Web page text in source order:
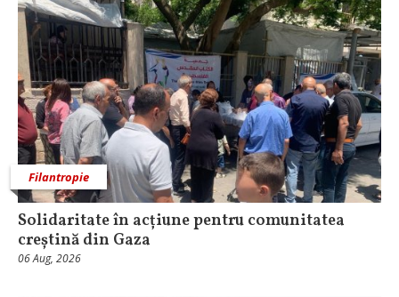
Filantropie
Solidaritate în acțiune pentru comunitatea
creștină din Gaza
06 Aug, 2026